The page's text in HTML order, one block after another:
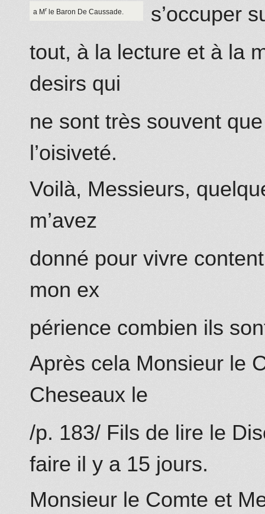
s’occuper
a Mr le Baron De Caussade.
tout, à la lecture et à la
desirs qui
ne sont très souvent
l’oisiveté.
Voilà, Messieurs,
m’avez
donné pour vivre
mon ex
périence combien ils
Après cela Monsieur le
Cheseaux le
/p. 183/ Fils de lire le
faire il y a 15 jours.
Monsieur le Comte et